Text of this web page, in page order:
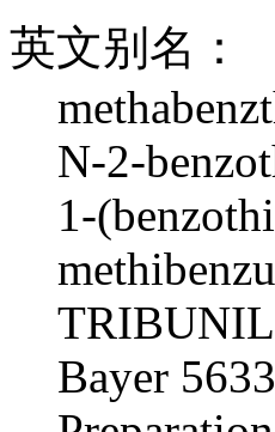
英文别名：
N-2-
1-
Bayer